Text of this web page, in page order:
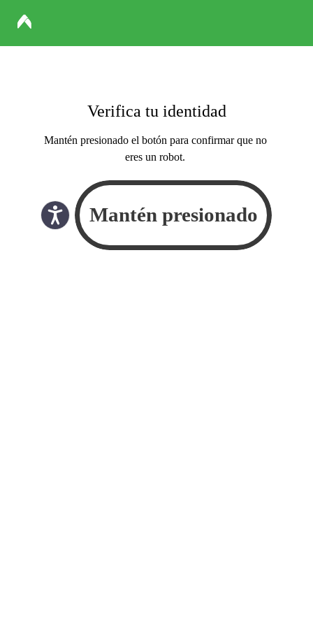
Verifica tu identidad
Mantén presionado el botón para confirmar que no
eres un robot.